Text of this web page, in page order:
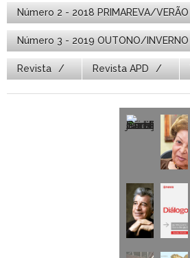
Número 2 - 2018 PRIMAREVA/VERÃO
Número 3 - 2019 OUTONO/INVERNO
Revista Revista APD